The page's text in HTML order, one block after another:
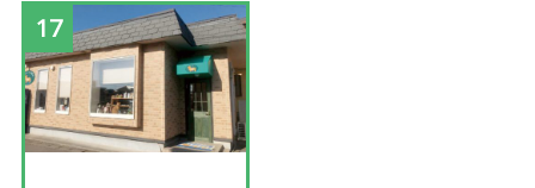
17